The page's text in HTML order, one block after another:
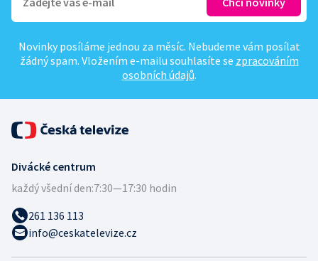
Novinky posíláme jednou za měsíc. Nebudeme vám posílat
žádný spam. Vložením e-mailu souhlasíte se zpracováním
osobních údajů.